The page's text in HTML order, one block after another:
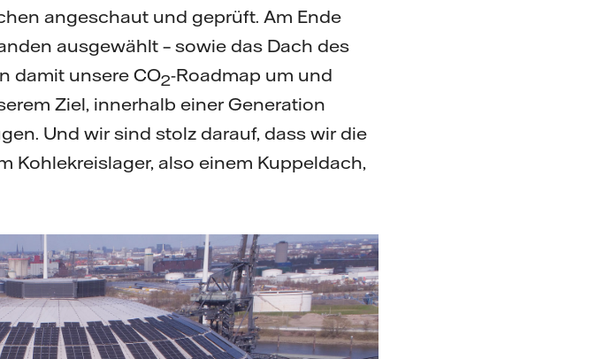
angeschaut und geprüft. Am Ende
ausgewählt – sowie das Dach des
damit unsere CO2-Roadmap um und
Ziel, innerhalb einer Generation
Und wir sind stolz darauf, dass wir die
Kohlekreislager, also einem Kuppeldach,